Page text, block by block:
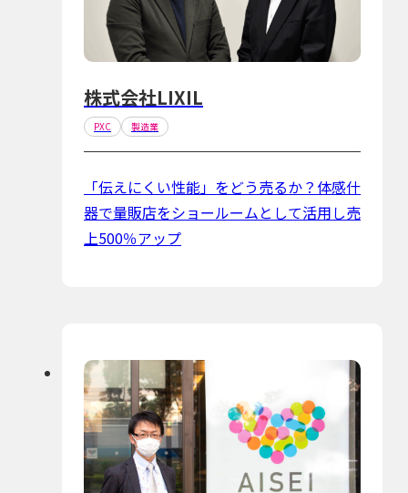
株式会社LIXIL
PXC 製造業
「伝えにくい性能」をどう売るか？体感什
器で量販店をショールームとして活用し売
上500％アップ